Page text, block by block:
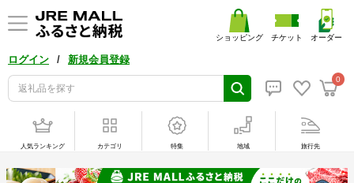
ログイン / 新規会員登録
0
ショッピング チケット オーダー
人気ランキング カテゴリ 特集 地域 旅行先